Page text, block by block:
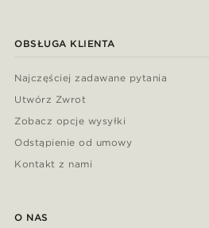
OBSŁUGA KLIENTA
Najczęściej zadawane pytania
Utwórz Zwrot
Zobacz opcje wysyłki
Odstąpienie od umowy
Kontakt z nami
O NAS